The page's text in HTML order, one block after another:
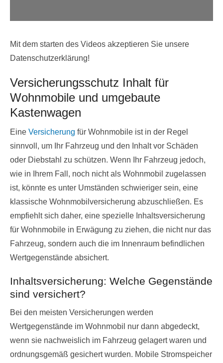
Mit dem starten des Videos akzeptieren Sie unsere
Datenschutzerklärung!
Versicherungsschutz Inhalt für
Wohnmobile und umgebaute
Kastenwagen
Eine Versicherung für Wohnmobile ist in der Regel
sinnvoll, um Ihr Fahrzeug und den Inhalt vor Schäden
oder Diebstahl zu schützen. Wenn Ihr Fahrzeug jedoch,
wie in Ihrem Fall, noch nicht als Wohnmobil zugelassen
ist, könnte es unter Umständen schwieriger sein, eine
klassische Wohnmobilversicherung abzuschließen. Es
empfiehlt sich daher, eine spezielle Inhaltsversicherung
für Wohnmobile in Erwägung zu ziehen, die nicht nur das
Fahrzeug, sondern auch die im Innenraum befindlichen
Wertgegenstände absichert.
Inhaltsversicherung: Welche Gegenstände
sind versichert?
Bei den meisten Versicherungen werden
Wertgegenstände im Wohnmobil nur dann abgedeckt,
wenn sie nachweislich im Fahrzeug gelagert waren und
ordnungsgemäß gesichert wurden. Mobile Stromspeicher